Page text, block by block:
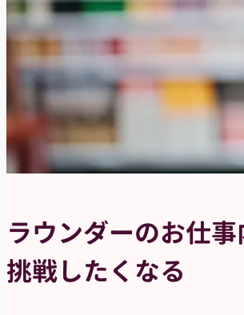
ラウンダーのお仕事
挑戦したくなる